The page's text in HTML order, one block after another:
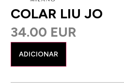
COLAR LIU JO
34.00 EUR
ADICIONAR